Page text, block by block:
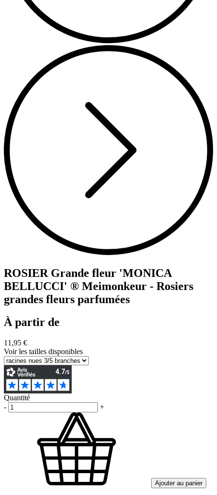
ROSIER Grande fleur 'MONICA
BELLUCCI' ® Meimonkeur - Rosiers
grandes fleurs parfumées
À partir de
11,95 €
Voir les tailles disponibles
Quantité
-
+
Ajouter au panier